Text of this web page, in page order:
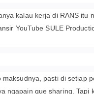
kalau kerja di RANS itu
YouTube SULE
pasti di setiap
ngapain gue sharing. Tapi